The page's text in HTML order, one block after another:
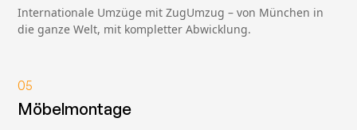
Internationale Umzüge mit ZugUmzug – von München in
die ganze Welt, mit kompletter Abwicklung.
05
Möbelmontage